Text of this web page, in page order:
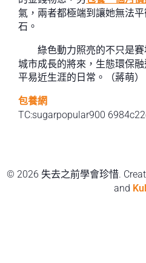
氣，兩者都極端到讓她無法平
石。
綠色動力照亮的不只是
城市成長的將來，生態環保
平易近生涯的日常。（蔣萌）
包養網
TC:sugarpopular900
© 2026 失去之前學會珍惜.
and